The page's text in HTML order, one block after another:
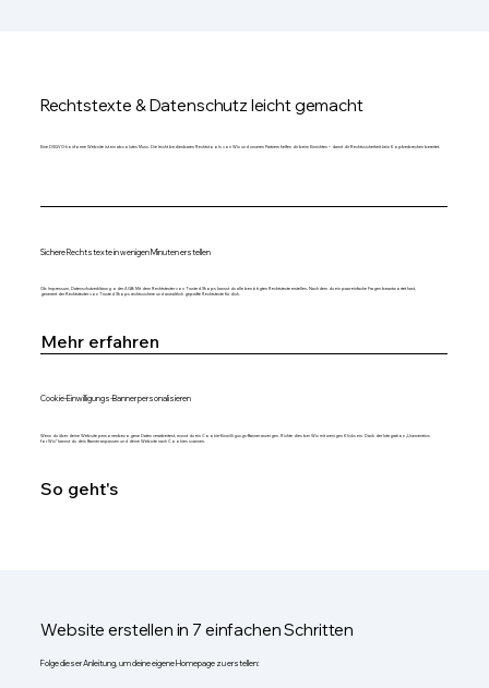
Rechtstexte & Datenschutz leicht gemacht
Eine DSGVO-konforme Website ist ein absolutes Muss. Die leicht bedienbaren Rechtstools von Wix und unseren Partnern helfen dir beim Einrichten – damit dir Rechtssicherheit kein Kopfzerbrechen bereitet.
Sichere Rechtstexte in wenigen Minuten erstellen
Ob Impressum, Datenschutzerklärung oder AGB: Mit dem Rechtstexter von Trusted Shops kannst du alle benötigten Rechtstexte erstellen. Nachdem du ein paar einfache Fragen beantwortet hast,
generiert der Rechtstexter von Trusted Shops rechtssichere und anwaltlich geprüfte Rechtstexte für dich.
Mehr erfahren
Cookie-Einwilligungs-Banner personalisieren
Wenn du über deine Website personenbezogene Daten verarbeitest, musst du ein Cookie-Einwilligungs-Banner anzeigen. Richte dies bei Wix mit wenigen Klicks ein. Dank der Integration „Usercentrics
for Wix“ kannst du dein Banner anpassen und deine Website nach Cookies scannen.
So geht's
Website erstellen in 7 einfachen Schritten
Folge dieser Anleitung, um deine eigene Homepage zu erstellen: